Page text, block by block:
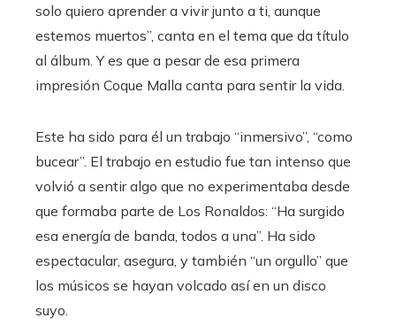
solo quiero aprender a vivir junto a ti, aunque
estemos muertos”, canta en el tema que da título
al álbum. Y es que a pesar de esa primera
impresión Coque Malla canta para sentir la vida.
Este ha sido para él un trabajo “inmersivo”, “como
bucear”. El trabajo en estudio fue tan intenso que
volvió a sentir algo que no experimentaba desde
que formaba parte de Los Ronaldos: “Ha surgido
esa energía de banda, todos a una”. Ha sido
espectacular, asegura, y también “un orgullo” que
los músicos se hayan volcado así en un disco
suyo.